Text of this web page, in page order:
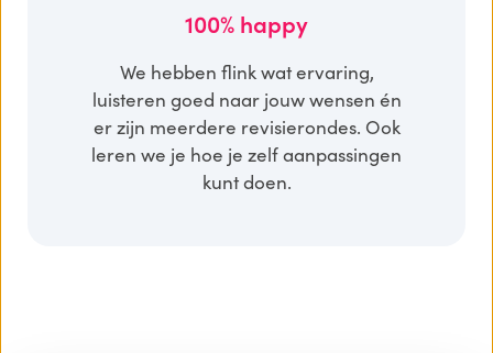
100% happy
We hebben flink wat ervaring,
luisteren goed naar jouw wensen én
er zijn meerdere revisierondes. Ook
leren we je hoe je zelf aanpassingen
kunt doen.